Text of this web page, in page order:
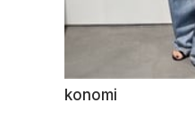
konomi